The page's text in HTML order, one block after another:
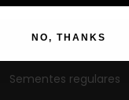
Sementes feminizadas
Sementes AutoFlower
Sementes regulares
NO, THANKS